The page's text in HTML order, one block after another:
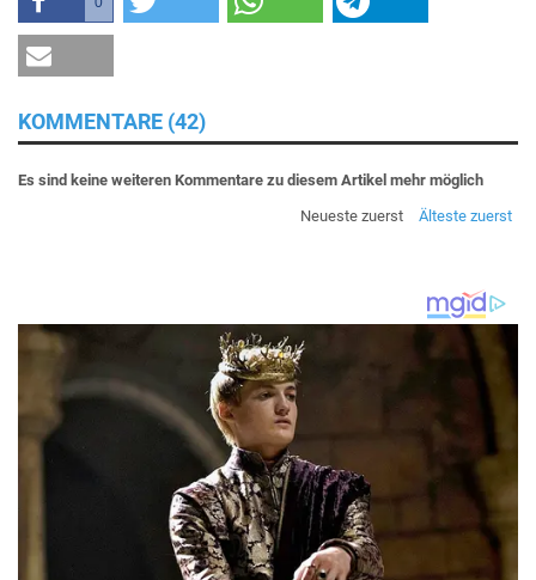
KOMMENTARE (42)
Es sind keine weiteren Kommentare zu diesem Artikel mehr möglich
Neueste zuerst
Älteste zuerst